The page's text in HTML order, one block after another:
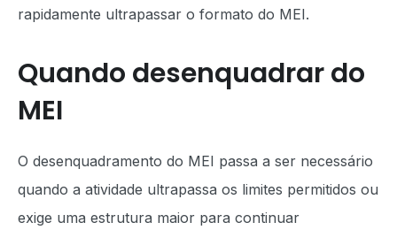
rapidamente ultrapassar o formato do MEI.
Quando desenquadrar do
MEI
O desenquadramento do MEI passa a ser necessário
quando a atividade ultrapassa os limites permitidos ou
exige uma estrutura maior para continuar